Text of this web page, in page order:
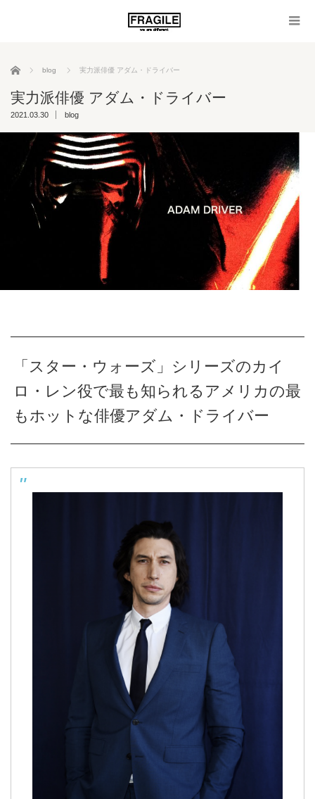
ホーム blog 実力派俳優 アダム・ドライバー
実力派俳優 アダム・ドライバー
2021.03.30 blog
「スター・ウォーズ」シリーズのカイ
ロ・レン役で最も知られるアメリカの最
もホットな俳優アダム・ドライバー